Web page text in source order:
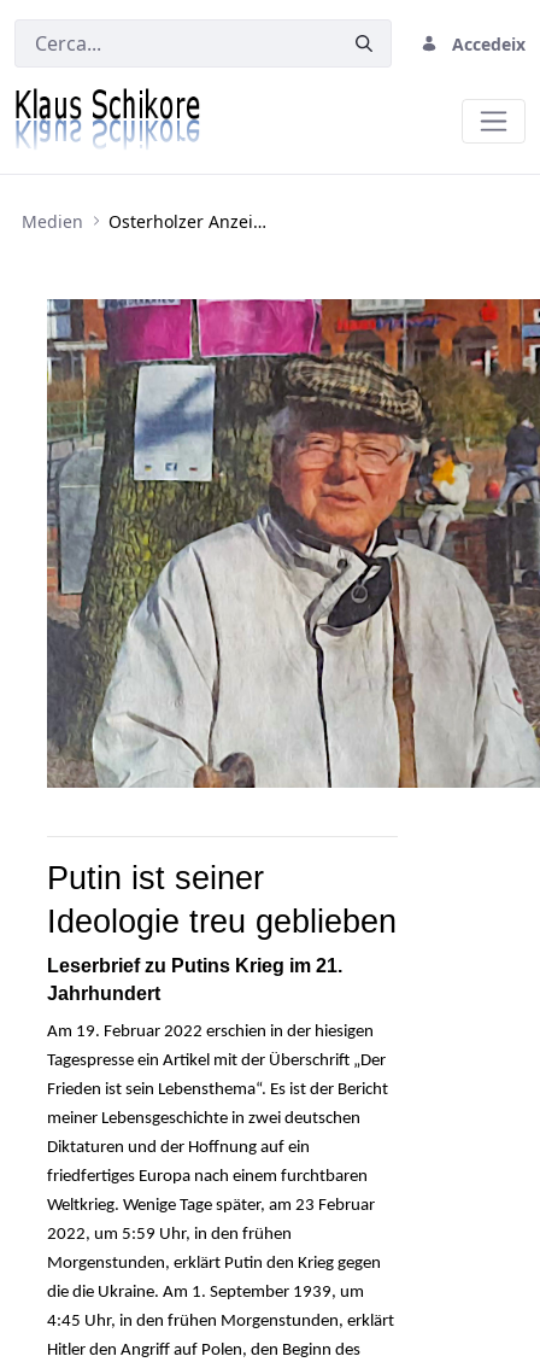
Accedeix
Medien Osterholzer Anzeiger vom 19.3.2022
Putin ist seiner
Ideologie treu geblieben
Leserbrief zu Putins Krieg im 21.
Jahrhundert
Am 19. Februar 2022 erschien in der hiesigen
Tagespresse ein Artikel mit der Überschrift „Der
Frieden ist sein Lebensthema“. Es ist der Bericht
meiner Lebensgeschichte in zwei deutschen
Diktaturen und der Hoffnung auf ein
friedfertiges Europa nach einem furchtbaren
Weltkrieg. Wenige Tage später, am 23 Februar
2022, um 5:59 Uhr, in den frühen
Morgenstunden, erklärt Putin den Krieg gegen
die die Ukraine. Am 1. September 1939, um
4:45 Uhr, in den frühen Morgenstunden, erklärt
Hitler den Angriff auf Polen, den Beginn des